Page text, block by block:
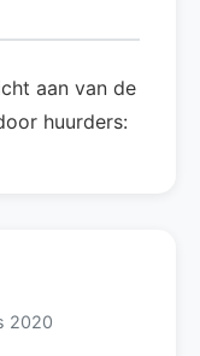
aan van de
huurders:
2020